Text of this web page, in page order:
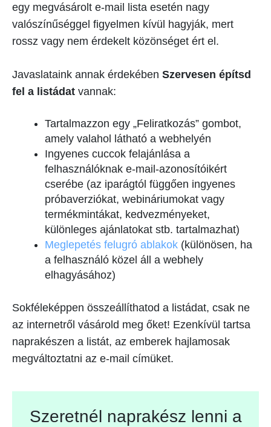
egy megvásárolt e-mail lista esetén nagy
valószínűséggel figyelmen kívül hagyják, mert
rossz vagy nem érdekelt közönséget ért el.
Javaslataink annak érdekében Szervesen építsd
fel a listádat vannak:
Tartalmazzon egy „Feliratkozás” gombot,
amely valahol látható a webhelyén
Ingyenes cuccok felajánlása a
felhasználóknak e-mail-azonosítóikért
cserébe (az iparágtól függően ingyenes
próbaverziókat, webináriumokat vagy
termékmintákat, kedvezményeket,
különleges ajánlatokat stb. tartalmazhat)
Meglepetés felugró ablakok (különösen, ha
a felhasználó közel áll a webhely
elhagyásához)
Sokféleképpen összeállíthatod a listádat, csak ne
az internetről vásárold meg őket! Ezenkívül tartsa
naprakészen a listát, az emberek hajlamosak
megváltoztatni az e-mail címüket.
Szeretnél naprakész lenni a